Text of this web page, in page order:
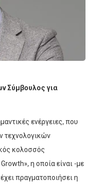
Σύµβουλος για
ενέργειες, που
τεχνολογικών
κολοσσός
η οποία είναι -µε
πραγµατοποιήσει η